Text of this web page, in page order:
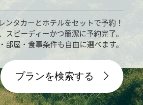
レンタカーとホテルをセットで予約！
ピーディーかつ簡潔に予約完了。
屋・食事条件も自由に選べます。
プランを検索する